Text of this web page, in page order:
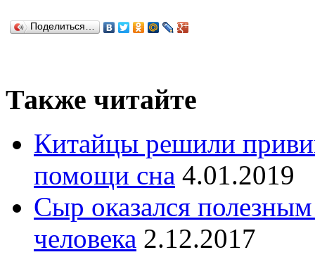
Поделиться…
Также читайте
Китайцы решили
помощи сна 4.01.2019
Сыр оказался
человека 2.12.2017